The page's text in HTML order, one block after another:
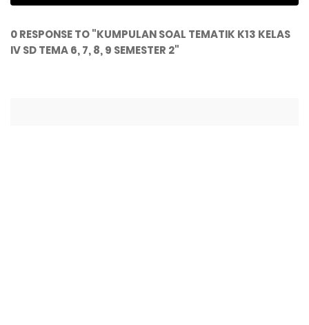
0 RESPONSE TO "KUMPULAN SOAL TEMATIK K13 KELAS
IV SD TEMA 6, 7, 8, 9 SEMESTER 2"